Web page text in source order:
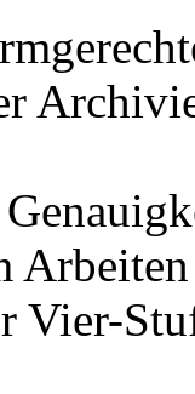
Arbeiten
Vier-